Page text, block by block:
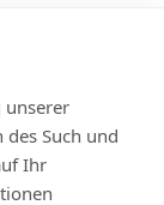
unserer
Such und
Ihr